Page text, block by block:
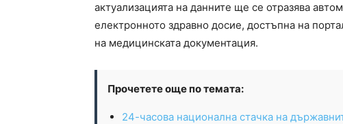
актуализацията на данните ще се отразява
електронното здравно досие, достъпна на
на медицинската документация.
Прочетете още по темата:
24-часова национална стачка на